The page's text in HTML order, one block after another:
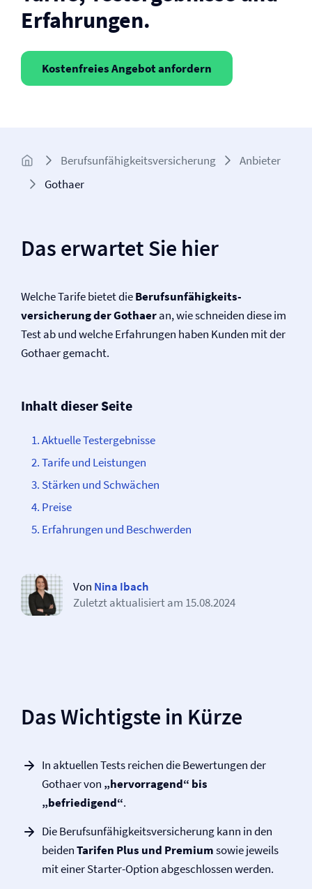
Erfahrungen.
Kostenfreies Angebot anfordern
Berufs­unfähigkeits­­versicherung
Anbieter
Gothaer
Das erwartet Sie hier
Welche Tarife bietet dieBerufs­unfähigkeits­
versicherung der Gothaeran, wie schneiden diese im
Test ab und welche Erfahrungen haben Kunden mit der
Gothaer gemacht.
Inhalt dieser Seite
Aktuelle Testergebnisse
Tarife und Leistungen
Stärken und Schwächen
Preise
Erfahrungen und Beschwerden
Von Nina Ibach
Zuletzt aktualisiert am 15.08.2024
Das Wichtigste in Kürze
In aktuellen Tests reichen die Bewertungen der
Gothaer von „hervorragend“ bis
„befriedigend“.
Die Berufs­unfähigkeits­versicherung kann in den
beidenTarifen Plus und Premiumsowie jeweils
mit einer Starter-Option abgeschlossen werden.